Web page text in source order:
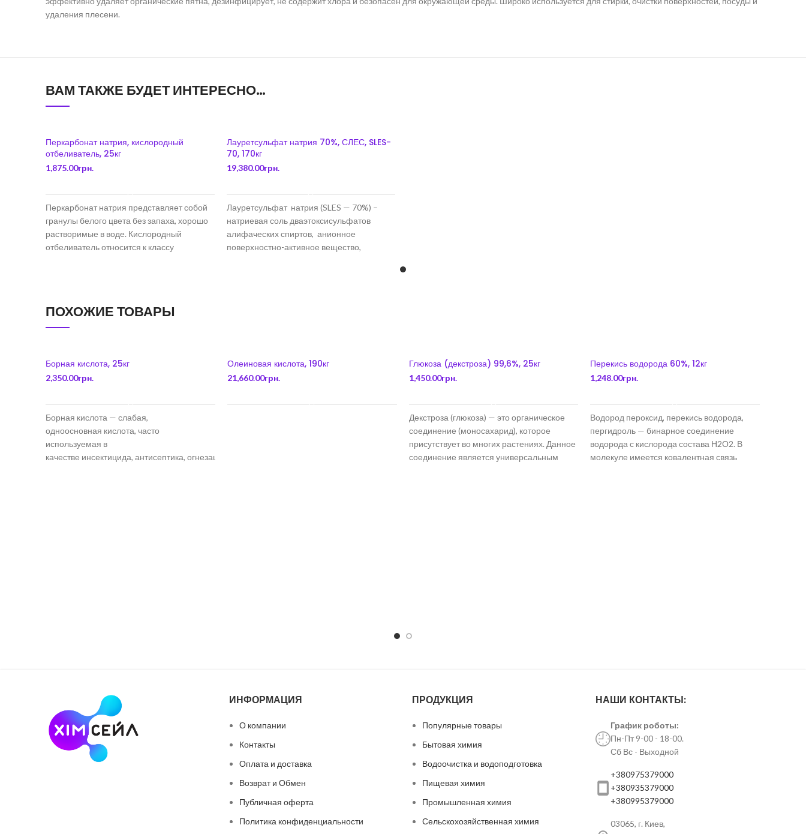
удаления плесени.
ВАМ ТАКЖЕ БУДЕТ ИНТЕРЕСНО…
Перкарбонат натрия, кислородный
отбеливатель, 25кг
1,875.00грн.
Перкарбонат натрия представляет собой
гранулы белого цвета без запаха, хорошо
растворимые в воде. Кислородный
отбеливатель относится к классу
Лауретсульфат натрия 70%, СЛЕС, SLES-
70, 170кг
19,380.00грн.
Лауретсульфат натрия (SLES — 70%) –
натриевая соль дваэтоксисульфатов
алифаческих спиртов, анионное
поверхностно-активное вещество,
ПОХОЖИЕ ТОВАРЫ
Борная кислота, 25кг
2,350.00грн.
Борная кислота — слабая,
одноосновная кислота, часто
используемая в
качестве инсектицида, антисептика, огнезащитного
Олеиновая кислота, 190кг
21,660.00грн.
Глюкоза (декстроза) 99,6%, 25кг
1,450.00грн.
Декстроза (глюкоза) — это органическое
соединение (моносахарид), которое
присутствует во многих растениях. Данное
соединение является универсальным
Перекись водорода 60%, 12кг
1,248.00грн.
Водород пероксид, перекись водорода,
пергидроль — бинарное соединение
водорода с кислорода состава Н2О2. В
молекуле имеется ковалентная связь
ИНФОРМАЦИЯ
О компании
Контакты
Оплата и доставка
Возврат и Обмен
Публичная оферта
Политика конфиденциальности
ПРОДУКЦИЯ
Популярные товары
Бытовая химия
Водоочистка и водоподготовка
Пищевая химия
Промышленная химия
Сельскохозяйственная химия
НАШИ КОНТАКТЫ:
График роботы:
Пн-Пт 9-00 - 18-00.
Сб Вс - Выходной
+380975379000
+380935379000
+380995379000
03065, г. Киев,